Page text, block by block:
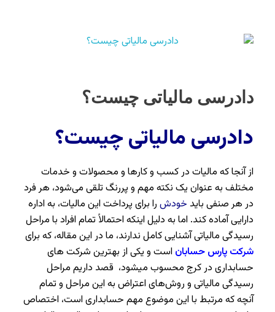
دادرسی مالیاتی چیست؟
دادرسی مالیاتی چیست؟
از آنجا که مالیات در کسب و کارها و محصولات و خدمات
مختلف به عنوان یک نکته مهم و پررنگ تلقی می‌شود، هر فرد
در هر صنفی باید خودش را برای پرداخت این مالیات، به اداره
دارایی آماده کند. اما به دلیل اینکه احتمالاً تمام افراد با مراحل
رسیدگی مالیاتی آشنایی کامل ندارند، ما در این مقاله، که برای
شرکت پارس حسابان است و یکی از بهترین شرکت های
حسابداری در کرج محسوب میشود، قصد داریم مراحل
رسیدگی مالیاتی و روش‌های اعتراض به این مراحل و تمام
آنچه که مرتبط با این موضوع مهم حسابداری است، اختصاص